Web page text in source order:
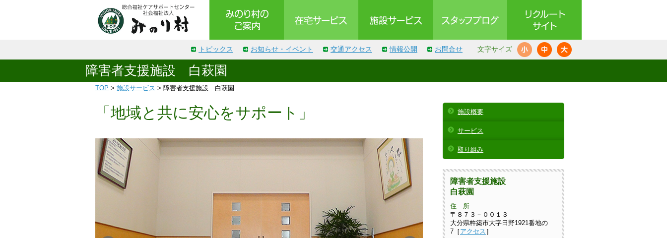
お問合せ
情報公開
交通アクセス
お知らせ・イベント
トピックス 文字サイズ
障害者支援施設 白萩園
TOP > 施設サービス > 障害者支援施設 白萩園
「地域と共に安心をサポート」 施設概要
サービス
取り組み
障害者支援施設
白萩園
住 所
〒８７３－００１３
大分県杵築市大字日野1921番地の
7［ アクセス ］